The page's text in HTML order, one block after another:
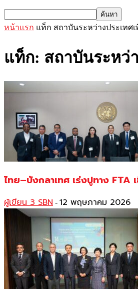
หน้าแรก แท็ก สถาบันระหว่างประเท
แท็ก: สถาบันระหว่
ไทย–บังกลาเทศ เร่งปูทาง FTA
ผู้เขียน 3 SBN - 12 พฤษภาคม 2026